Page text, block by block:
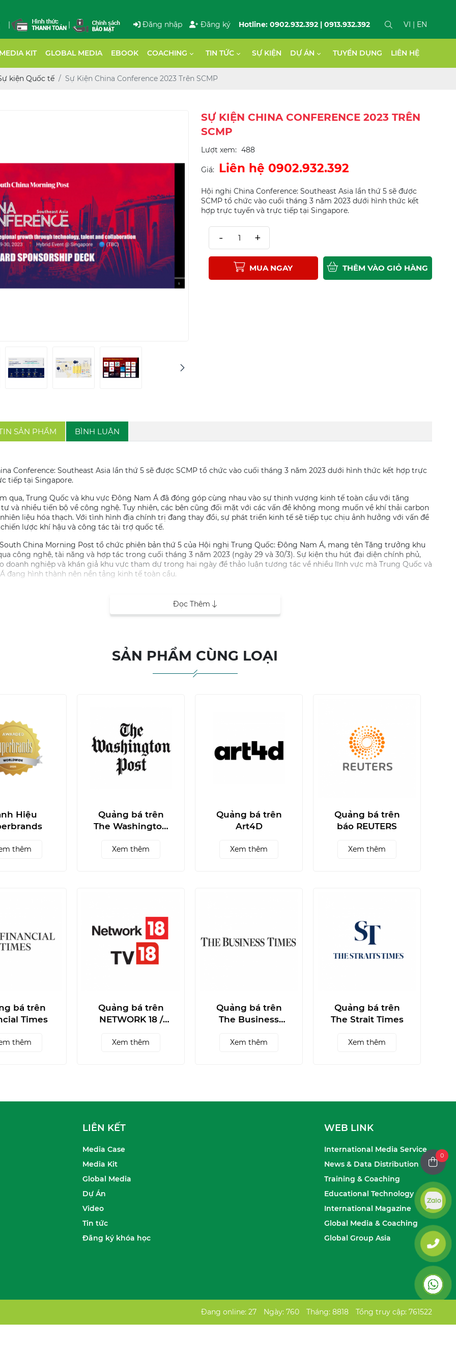
| | Đăng nhập Đăng ký Hotline: 0902.932.392 | 0913.932.392 VI | EN
MEDIA KIT GLOBAL MEDIA EBOOK COACHING TIN TỨC SỰ KIỆN DỰ ÁN TUYỂN DỤNG LIÊN HỆ
kiện Quốc tế Sự Kiện China Conference 2023 Trên SCMP
SỰ KIỆN CHINA CONFERENCE 2023 TRÊN
SCMP
Lượt xem: 488
Giá: Liên hệ 0902.932.392
Hội nghị China Conference: Southeast Asia lần thứ 5 sẽ được
SCMP tổ chức vào cuối tháng 3 năm 2023 dưới hình thức kết
hợp trực tuyến và trực tiếp tại Singapore.
- +
MUA NGAY THÊM VÀO GIỎ HÀNG
SẢN PHẨM BÌNH LUẬN
Conference: Southeast Asia lần thứ 5 sẽ được SCMP tổ chức vào cuối tháng 3 năm 2023 dưới hình thức kết hợp trực
tiếp tại Singapore.
qua, Trung Quốc và khu vực Đông Nam Á đã đóng góp cùng nhau vào sự thịnh vượng kinh tế toàn cầu với tăng
và nhiều tiến bộ về công nghệ. Tuy nhiên, các bên cũng đối mặt với các vấn đề không mong muốn về khí thải carbon
liệu hóa thạch. Với tình hình địa chính trị đang thay đổi, sự phát triển kinh tế sẽ tiếp tục chịu ảnh hưởng với vấn đề
lược khí hậu và công tác tài trợ quốc tế.
China Morning Post tổ chức phiên bản thứ 5 của Hội nghị Trung Quốc: Đông Nam Á, mang tên Tăng trưởng khu
công nghệ, tài năng và hợp tác trong cuối tháng 3 năm 2023 (ngày 29 và 30/3). Sự kiện thu hút đại diện chính phủ,
doanh nghiệp và khán giả khu vực tham dự trong hai ngày để thảo luận tương tác về nhiều lĩnh vực mà Trung Quốc và
đang hình thành nên nền tảng kinh tế toàn cầu.
cùng một thời điểm thông kênh truyền thông của South China Morning Post (SCMP) – cũng là nhà tổ chức thường
này. Tại Việt Nam, Global Book Corporation là đại diện truyền thông duy nhất của SCMP.
Đọc Thêm
SẢN PHẨM CÙNG LOẠI
Hiệu
thêm
Quảng bá trên
The Washington
Xem thêm
Quảng bá trên
Art4D
Xem thêm
Quảng bá trên
báo REUTERS
Xem thêm
bá trên
Times
thêm
Quảng bá trên
NETWORK 18 /
Xem thêm
Quảng bá trên
The Business
Xem thêm
Quảng bá trên
The Strait Times
Xem thêm
LIÊN KẾT
Media Case
Media Kit
Global Media
Dự Án
Video
Tin tức
Đăng ký khóa học
WEB LINK
International Media Service
News & Data Distribution
Training & Coaching
Educational Technology
International Magazine
Global Media & Coaching
Global Group Asia
Đang online: 27 Ngày: 760 Tháng: 8818 Tổng truy cập: 761522
0